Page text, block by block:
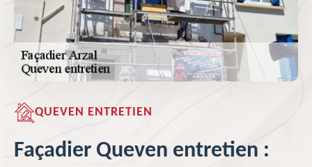
QUEVEN ENTRETIEN
Façadier Queven entretien :